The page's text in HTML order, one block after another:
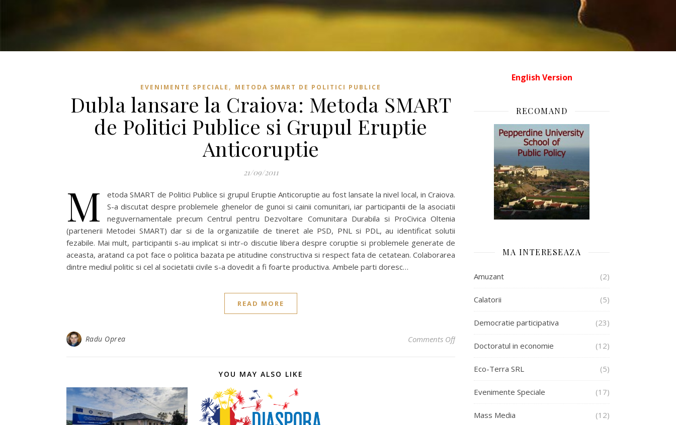
EVENIMENTE SPECIALE , METODA SMART DE POLITICI PUBLICE
Dubla lansare la Craiova: Metoda SMART
de Politici Publice si Grupul Eruptie
Anticoruptie
21/09/2011
M
etoda SMART de Politici Publice si grupul Eruptie Anticoruptie au fost lansate la nivel local, in Craiova.
S-a discutat despre problemele ghenelor de gunoi si cainii comunitari, iar participantii de la asociatii
neguvernamentale precum Centrul pentru Dezvoltare Comunitara Durabila si ProCivica Oltenia
(partenerii Metodei SMART) dar si de la organizatiile de tineret ale PSD, PNL si PDL, au identificat solutii
fezabile. Mai mult, participantii s-au implicat si intr-o discutie libera despre coruptie si problemele generate de
aceasta, aratand ca pot face o politica bazata pe atitudine constructiva si respect fata de cetatean. Colaborarea
dintre mediul politic si cel al societatii civile s-a dovedit a fi foarte productiva. Ambele parti doresc…
READ MORE
Radu Oprea Comments Offon Dubla lansare la Craiova: Metoda SMART de Politici Publice si
YOU MAY ALSO LIKE
English Version
RECOMAND
MA INTERESEAZA
Amuzant (2)
Calatorii (5)
Democratie participativa (23)
Doctoratul in economie (12)
Eco-Terra SRL (5)
Evenimente Speciale (17)
Mass Media (12)